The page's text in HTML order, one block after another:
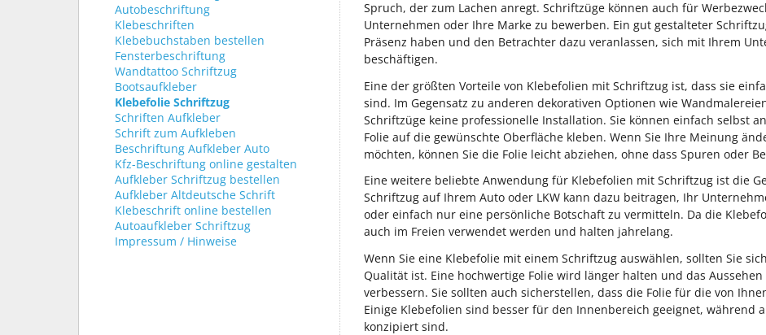
Autobeschriftung
Klebeschriften
Klebebuchstaben bestellen
Fensterbeschriftung
Wandtattoo Schriftzug
Bootsaufkleber
Klebefolie Schriftzug
Schriften Aufkleber
Schrift zum Aufkleben
Beschriftung Aufkleber Auto
Kfz-Beschriftung online gestalten
Aufkleber Schriftzug bestellen
Aufkleber Altdeutsche Schrift
Klebeschrift online bestellen
Autoaufkleber Schriftzug
Impressum / Hinweise
Spruch, der zum Lachen anregt. Schriftzüge können auch für
Unternehmen oder Ihre Marke zu bewerben. Ein gut gestalteter
Präsenz haben und den Betrachter dazu veranlassen, sich mit Ihrem
beschäftigen.
Eine der größten Vorteile von Klebefolien mit Schriftzug ist, dass sie
sind. Im Gegensatz zu anderen dekorativen Optionen wie
Schriftzüge keine professionelle Installation. Sie können einfach selbst
Folie auf die gewünschte Oberfläche kleben. Wenn Sie Ihre Meinung
möchten, können Sie die Folie leicht abziehen, ohne dass Spuren oder
Eine weitere beliebte Anwendung für Klebefolien mit Schriftzug ist die
Schriftzug auf Ihrem Auto oder LKW kann dazu beitragen, Ihr
oder einfach nur eine persönliche Botschaft zu vermitteln. Da die
auch im Freien verwendet werden und halten jahrelang.
Wenn Sie eine Klebefolie mit einem Schriftzug auswählen, sollten Sie
Qualität ist. Eine hochwertige Folie wird länger halten und das
verbessern. Sie sollten auch sicherstellen, dass die Folie für die von
Einige Klebefolien sind besser für den Innenbereich geeignet, während
konzipiert sind.